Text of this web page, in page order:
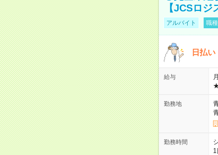
【JCSロジ
アルバイト 職
日払
給与
勤務地
勤務時間